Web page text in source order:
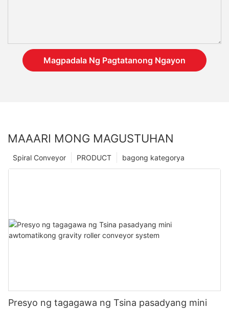
Magpadala Ng Pagtatanong Ngayon
MAAARI MONG MAGUSTUHAN
bagong kategorya
PRODUCT
Spiral Conveyor
Presyo ng tagagawa ng Tsina pasadyang mini